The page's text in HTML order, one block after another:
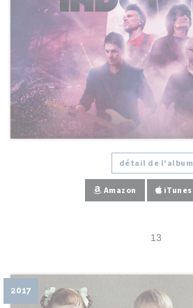
détail de l'album
Amazon iTunes
13
2017